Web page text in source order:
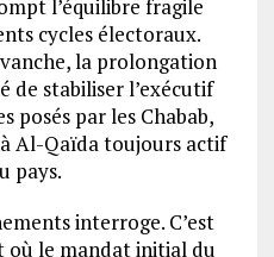
l’équilibre fragile
cycles électoraux.
la prolongation
de stabiliser l’exécutif
posés par les Chabab,
Al-Qaïda toujours actif
pays.
interroge. C’est
où le mandat initial du